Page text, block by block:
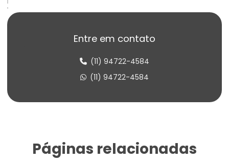
Etiqueta Adesiva Para Produtos Congelados
Etiqueta Adesiva Termo Sensível
Etiqueta Congelado Para Alimentos
Etiqueta De Lacre Para Produtos
Entre em contato
(11) 94722-4584
(11) 94722-4584
Páginas relacionadas